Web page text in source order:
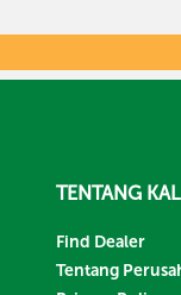
TENTANG
Find Dealer
Tentang